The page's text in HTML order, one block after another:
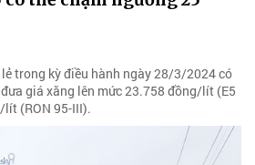
trong kỳ điều hành ngày 28/3/2024 có
giá xăng lên mức 23.758 đồng/lít (E5
lít (RON 95-III).